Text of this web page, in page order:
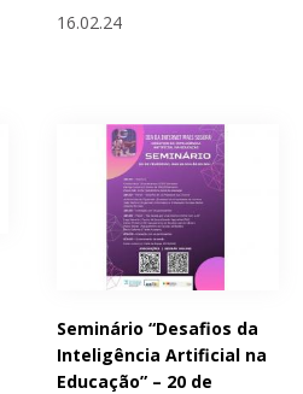
16.02.24
Seminário “Desafios da
Inteligência Artificial na
Educação” – 20 de